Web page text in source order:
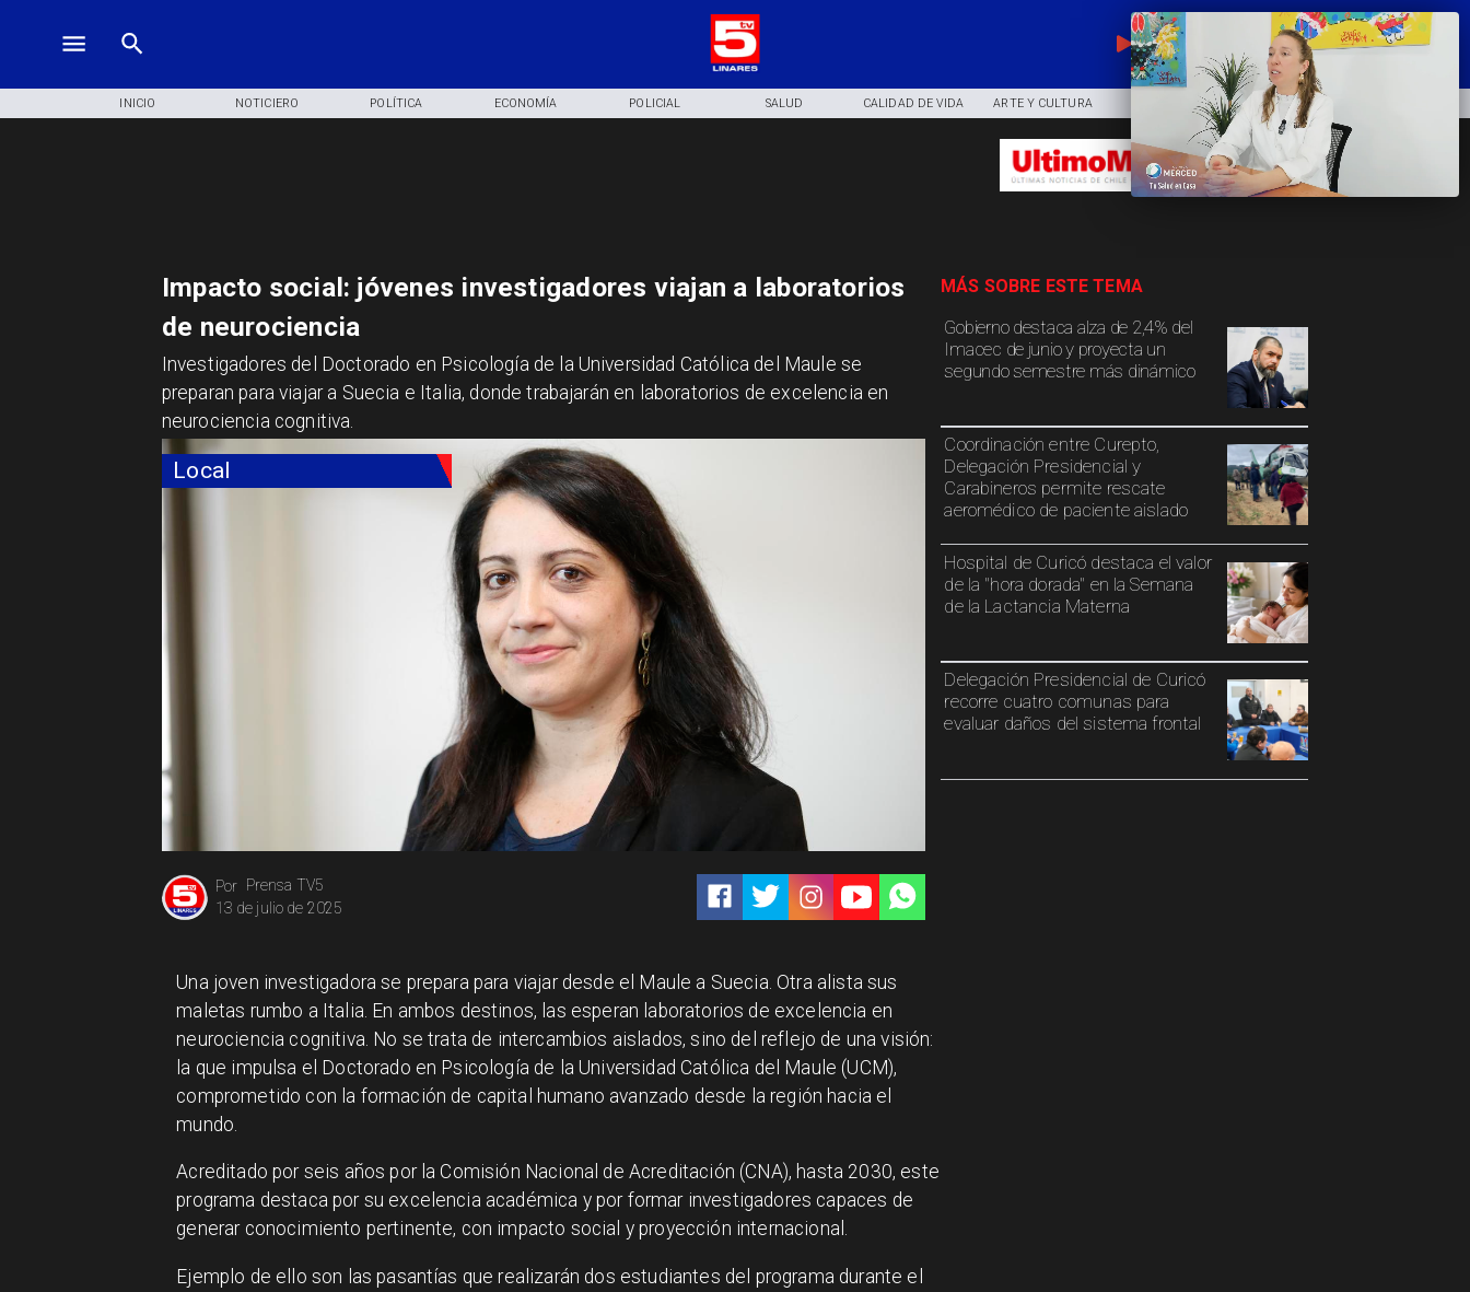
EN VIVO
INICIO NOTICIERO POLÍTICA ECONOMÍA POLICIAL SALUD CALIDAD DE VIDA ARTE Y CULTURA COMUNIDAD DEPORTES
Local
Prensa TV5
Por
13 de julio de 2025
Gobierno destaca alza de 2,4% del
Imacec de junio y proyecta un
segundo semestre más dinámico
Coordinación entre Curepto,
Delegación Presidencial y
Carabineros permite rescate
aeromédico de paciente aislado
Hospital de Curicó destaca el valor
de la "hora dorada" en la Semana
de la Lactancia Materna
Delegación Presidencial de Curicó
recorre cuatro comunas para
evaluar daños del sistema frontal
MÁS SOBRE ESTE TEMA
Impacto social: jóvenes investigadores viajan a laboratorios
de neurociencia
Investigadores del Doctorado en Psicología de la Universidad Católica del Maule se
preparan para viajar a Suecia e Italia, donde trabajarán en laboratorios de excelencia en
neurociencia cognitiva.
Una joven investigadora se prepara para viajar desde el Maule a Suecia. Otra alista sus
maletas rumbo a Italia. En ambos destinos, las esperan laboratorios de excelencia en
neurociencia cognitiva. No se trata de intercambios aislados, sino del reflejo de una visión:
la que impulsa el Doctorado en Psicología de la Universidad Católica del Maule (UCM),
comprometido con la formación de capital humano avanzado desde la región hacia el
mundo.
Acreditado por seis años por la Comisión Nacional de Acreditación (CNA), hasta 2030, este
programa destaca por su excelencia académica y por formar investigadores capaces de
generar conocimiento pertinente, con impacto social y proyección internacional.
Ejemplo de ello son las pasantías que realizarán dos estudiantes del programa durante el